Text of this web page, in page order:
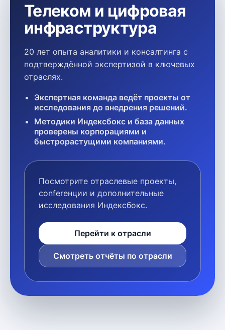
Телеком и цифровая
инфраструктура
20 лет опыта аналитики и консалтинга с
подтверждённой экспертизой в ключевых
отраслях.
Экспертная команда ведёт проекты от
исследования до внедрения решений.
Методики Индексбокс и база данных
проверены корпорациями и
быстрорастущими компаниями.
Посмотрите отраслевые проекты,
conferенции и дополнительные
исследования Индексбокс.
Перейти к отрасли
Смотреть отчёты по отрасли